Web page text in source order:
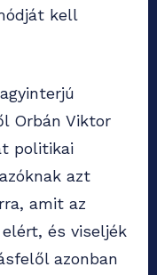
kell
Orbán Viktor
politikai
azt
amit az
és viseljék
azonban